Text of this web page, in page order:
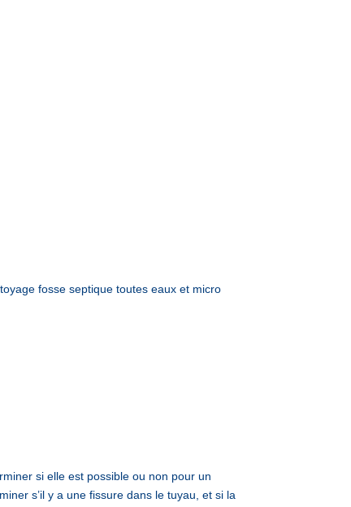
fosse septique toutes eaux et micro
si elle est possible ou non pour un
s’il y a une fissure dans le tuyau, et si la